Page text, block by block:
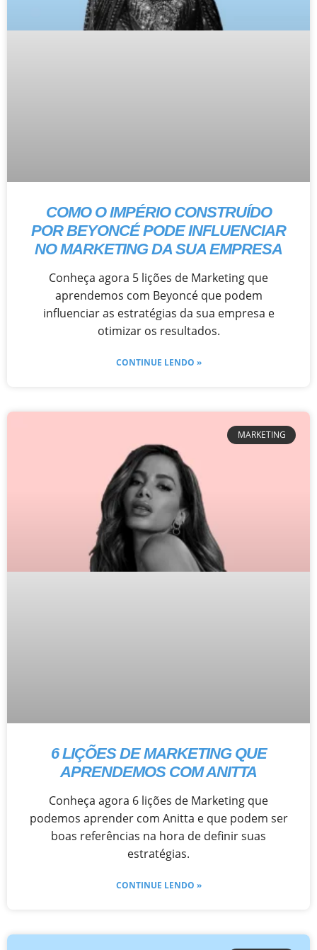
COMO O IMPÉRIO CONSTRUÍDO
POR BEYONCÉ PODE INFLUENCIAR
NO MARKETING DA SUA EMPRESA
Conheça agora 5 lições de Marketing que
aprendemos com Beyoncé que podem
influenciar as estratégias da sua empresa e
otimizar os resultados.
CONTINUE LENDO »
MARKETING
6 LIÇÕES DE MARKETING QUE
APRENDEMOS COM ANITTA
Conheça agora 6 lições de Marketing que
podemos aprender com Anitta e que podem ser
boas referências na hora de definir suas
estratégias.
CONTINUE LENDO »